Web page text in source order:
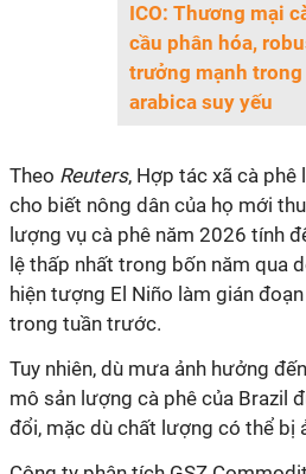
ICO: Thương mại
cầu phân hóa,
trưởng mạnh
arabica suy yếu
Theo Reuters, Hợp tác xã cà phê
cho biết nông dân của họ mới
lượng vụ cà phê năm 2026 tính
lệ thấp nhất trong bốn năm qua
hiện tượng El Niño làm gián
trong tuần trước.
Tuy nhiên, dù mưa ảnh hưởng
mô sản lượng cà phê của Brazil
đổi, mặc dù chất lượng có thể bị